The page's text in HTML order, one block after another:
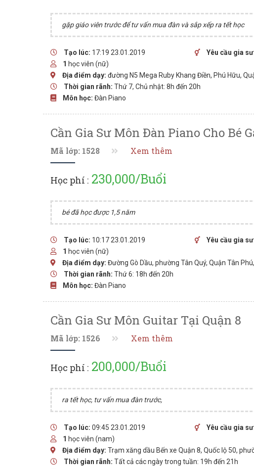
gặp giáo viên trước để tư vấn mua đàn và sắp xếp ra tết học
Tạo lúc: 17:19 23.01.2019 Yêu cầu gia
1 học viên (nữ)
Địa điểm dạy: đường N5 Mega Ruby Khang Điền, Phú Hữu,
Thời gian rãnh: Thứ 7, Chủ nhật: 8h đến 20h
Môn học: Đàn Piano
Cần Gia Sư Môn Đàn Piano Cho Bé
Mã lớp: 1528 Xem thêm
Học phí : 230,000/Buổi
bé đã học được 1,5 năm
Tạo lúc: 10:17 23.01.2019 Yêu cầu gia
1 học viên (nữ)
Địa điểm dạy: Đường Gò Dầu, phường Tân Quý, Quận Tân
Thời gian rãnh: Thứ 6: 18h đến 20h
Môn học: Đàn Piano
Cần Gia Sư Môn Guitar Tại Quận 8
Mã lớp: 1526 Xem thêm
Học phí : 200,000/Buổi
ra tết học, tư vấn mua đàn trước,
Tạo lúc: 09:45 23.01.2019 Yêu cầu gia
1 học viên (nam)
Địa điểm dạy: Trạm xăng dầu Bến xe Quận 8, Quốc lộ 50,
Thời gian rãnh: Tất cả các ngày trong tuần: 19h đến 21h